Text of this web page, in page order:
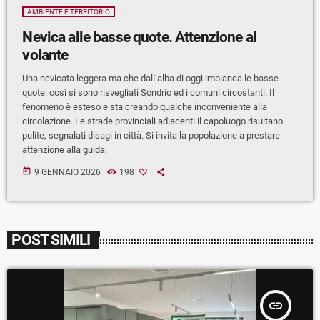
AMBIENTE E TERRITORIO
Nevica alle basse quote. Attenzione al
volante
Una nevicata leggera ma che dall’alba di oggi imbianca le basse
quote: così si sono risvegliati Sondrio ed i comuni circostanti. Il
fenomeno è esteso e sta creando qualche inconveniente alla
circolazione. Le strade provinciali adiacenti il capoluogo risultano
pulite, segnalati disagi in città. Si invita la popolazione a prestare
attenzione alla guida.
today 9 GENNAIO 2026 198
POST SIMILI
insert_link